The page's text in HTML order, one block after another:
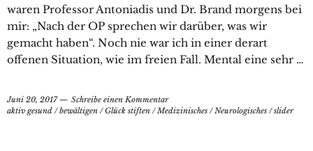
waren Professor Antoniadis und Dr. Brand morgens bei
mir: „Nach der OP sprechen wir darüber, was wir
gemacht haben“. Noch nie war ich in einer derart
offenen Situation, wie im freien Fall. Mental eine sehr …
Juni 20, 2017
Schreibe einen Kommentar
aktiv gesund /bewältigen /Glück stiften /Medizinisches /Neurologisches /slider